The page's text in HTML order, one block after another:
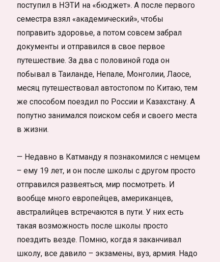
поступил в НЭТИ на «бюджет». А после первого
семестра взял «академический», чтобы
поправить здоровье, а потом совсем забрал
документы и отправился в свое первое
путешествие. За два с половиной года он
побывал в Таиланде, Непале, Монголии, Лаосе,
месяц путешествовал автостопом по Китаю, тем
же способом поездил по России и Казахстану. А
попутно занимался поиском себя и своего места
в жизни.
— Недавно в Катманду я познакомился с немцем
– ему 19 лет, и он после школы с другом просто
отправился развеяться, мир посмотреть. И
вообще много европейцев, американцев,
австралийцев встречаются в пути. У них есть
такая возможность после школы просто
поездить везде. Помню, когда я заканчивал
школу, все давило – экзамены, вуз, армия. Надо